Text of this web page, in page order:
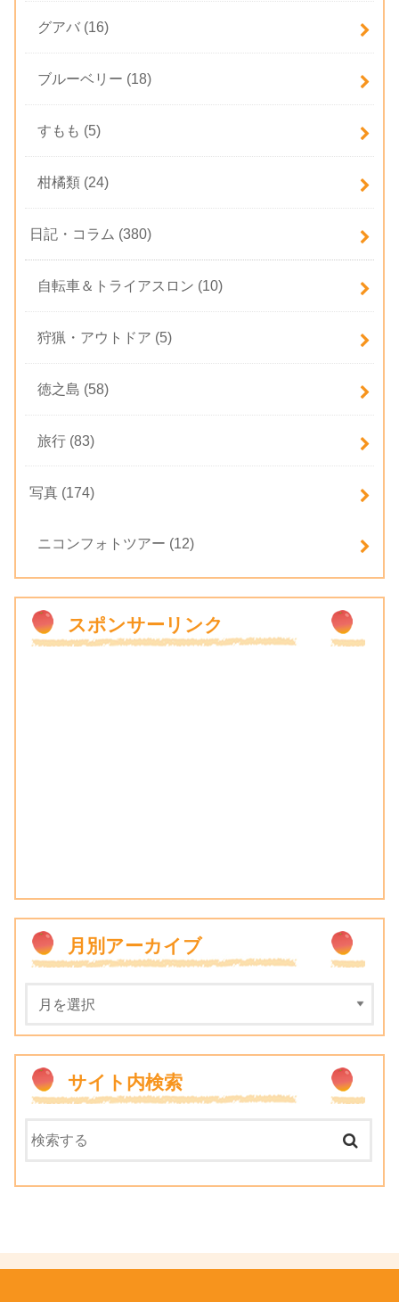
グアバ (16)
ブルーベリー (18)
すもも (5)
柑橘類 (24)
日記・コラム (380)
自転車＆トライアスロン (10)
狩猟・アウトドア (5)
徳之島 (58)
旅行 (83)
写真 (174)
ニコンフォトツアー (12)
スポンサーリンク
月別アーカイブ
サイト内検索